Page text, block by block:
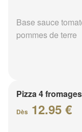
Base sauce
pommes de terre
Pizza 4 fromages
Dès 12.95 €